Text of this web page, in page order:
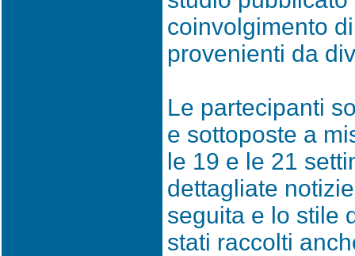
coinvolgimento
provenienti da
Le partecipanti
e sottoposte a
le 19 e le 21
dettagliate
seguita e lo stile
stati raccolti